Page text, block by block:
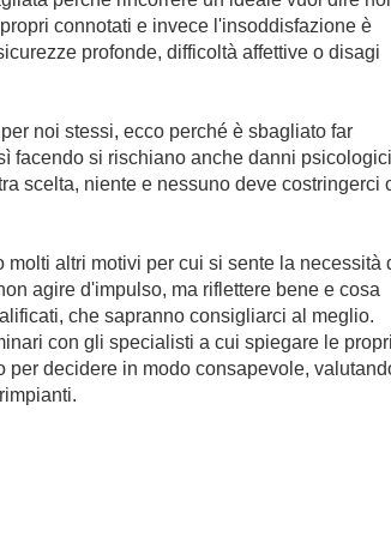
connotati e invece l'insoddisfazione è
profonde, difficoltà affettive o disagi
noi stessi, ecco perché è sbagliato far
si rischiano anche danni psicologici.
scelta, niente e nessuno deve costringerci
altri motivi per cui si sente la necessità
agire d'impulso, ma riflettere benee cosa
che sapranno consigliarci al meglio.
con gli specialisti a cui spiegare le
per decidere in modo consapevole,